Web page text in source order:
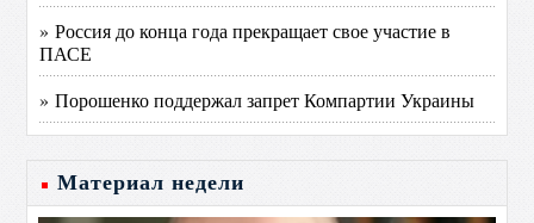
» Россия до конца года прекращает свое участие в
ПАСЕ
» Порошенко поддержал запрет Компартии Украины
Материал недели